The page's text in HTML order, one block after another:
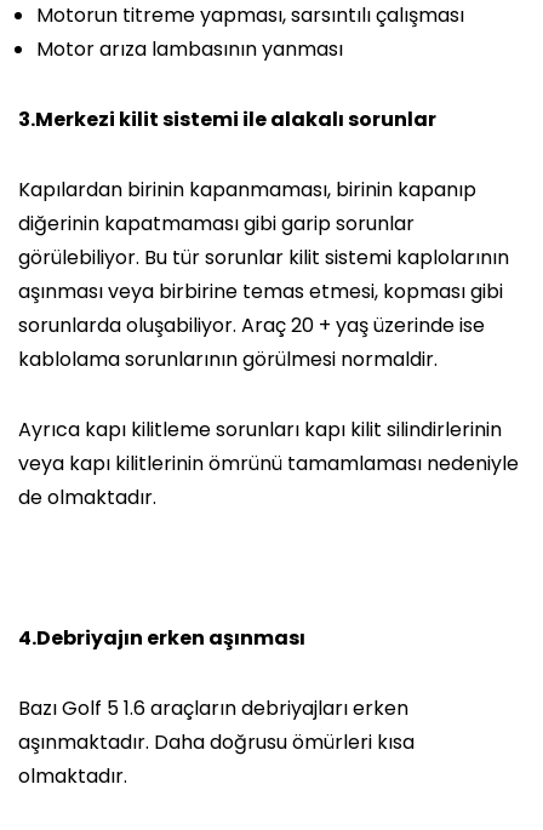
Motorun titreme yapması, sarsıntılı çalışması
Motor arıza lambasının yanması
3.Merkezi kilit sistemi ile alakalı sorunlar
Kapılardan birinin kapanmaması, birinin kapanıp
diğerinin kapatmaması gibi garip sorunlar
görülebiliyor. Bu tür sorunlar kilit sistemi kaplolarının
aşınması veya birbirine temas etmesi, kopması gibi
sorunlarda oluşabiliyor. Araç 20 + yaş üzerinde ise
kablolama sorunlarının görülmesi normaldir.
Ayrıca kapı kilitleme sorunları kapı kilit silindirlerinin
veya kapı kilitlerinin ömrünü tamamlaması nedeniyle
de olmaktadır.
4.Debriyajın erken aşınması
Bazı Golf 5 1.6 araçların debriyajları erken
aşınmaktadır. Daha doğrusu ömürleri kısa
olmaktadır.